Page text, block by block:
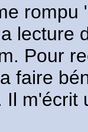
rompu
lecture
Pour
faire
Il m'écrit